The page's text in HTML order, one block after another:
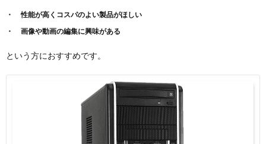
性能が高くコスパのよい製品がほしい
画像や動画の編集に興味がある
という方におすすめです。